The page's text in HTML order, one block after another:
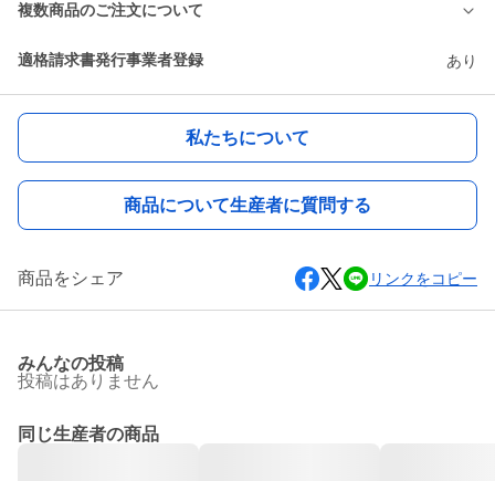
複数商品のご注文について
適格請求書発行事業者登録 あり
私たちについて
商品について生産者に質問する
商品をシェア リンクをコピー
みんなの投稿
投稿はありません
同じ生産者の商品